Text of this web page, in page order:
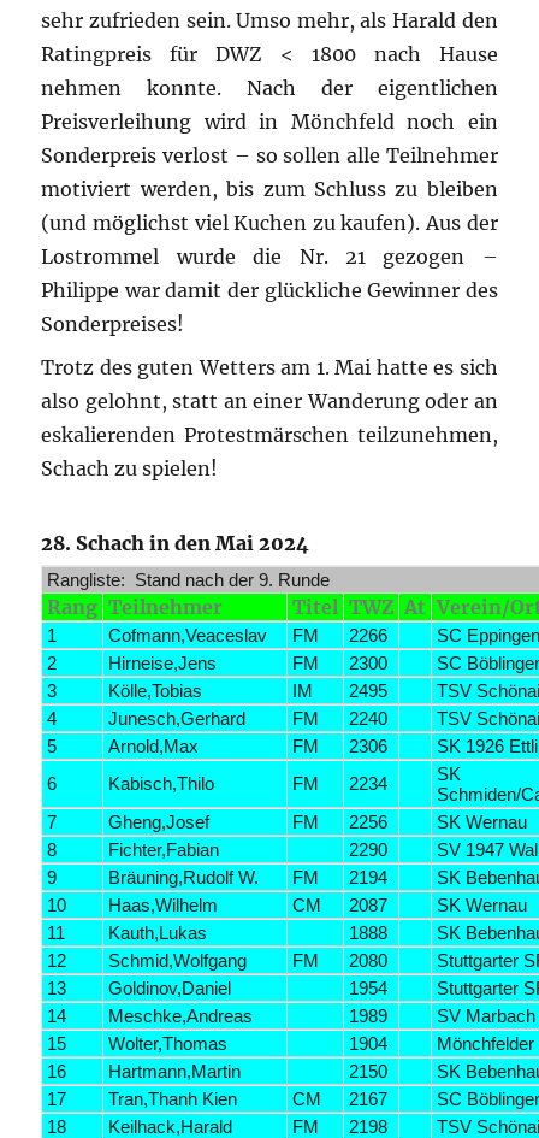
sehr zufrieden sein. Umso mehr, als Harald den
Ratingpreis für DWZ < 1800 nach Hause
nehmen konnte. Nach der eigentlichen
Preisverleihung wird in Mönchfeld noch ein
Sonderpreis verlost – so sollen alle Teilnehmer
motiviert werden, bis zum Schluss zu bleiben
(und möglichst viel Kuchen zu kaufen). Aus der
Lostrommel wurde die Nr. 21 gezogen –
Philippe war damit der glückliche Gewinner des
Sonderpreises!
Trotz des guten Wetters am 1. Mai hatte es sich
also gelohnt, statt an einer Wanderung oder an
eskalierenden Protestmärschen teilzunehmen,
Schach zu spielen!
28. Schach in den Mai 2024
Rangliste: Stand nach der 9. Runde
Rang Teilnehmer Titel TWZ At Verein/
1 Cofmann,Veaceslav FM 2266
SC
2
Hirneise,Jens FM 2300
SC
3
Kölle,Tobias IM 2495
TSV
4
Junesch,Gerhard FM 2240
TSV
5
Arnold,Max FM 2306
SK 1926
6
Kabisch,Thilo FM 2234
SK
Schmiden/
7
Gheng,Josef FM 2256
SK Wernau
8
Fichter,Fabian 2290
SV 1947
9
Bräuning,Rudolf W. FM 2194
SK
10
Haas,Wilhelm CM 2087
SK Wernau
11
Kauth,Lukas 1888
SK
12
Schmid,Wolfgang FM 2080
Stuttgarter
13
Goldinov,Daniel 1954
Stuttgarter
14
Meschke,Andreas 1989
SV Marbach
15
Wolter,Thomas 1904
Mönchfelder
16
Hartmann,Martin 2150
SK
17
Tran,Thanh Kien CM 2167
SC
18
Keilhack,Harald FM 2198
TSV